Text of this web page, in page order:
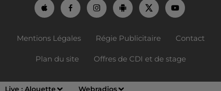
Live : Alouette Webradios
Mentions Légales Régie Publicitaire Contact
Plan du site Offres de CDI et de stage